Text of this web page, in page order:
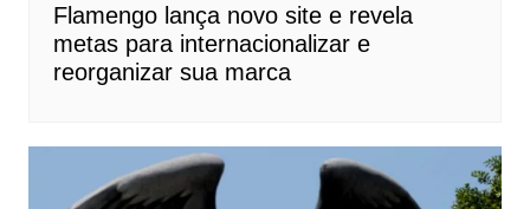
Flamengo lança novo site e revela
metas para internacionalizar e
reorganizar sua marca